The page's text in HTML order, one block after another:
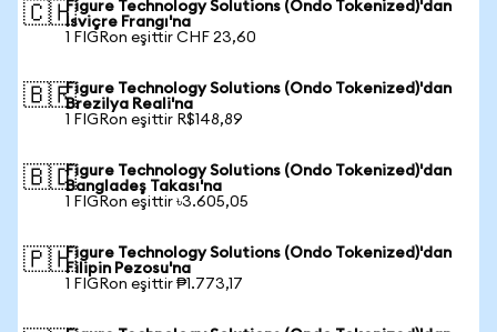
🇨🇭Figure Technology Solutions (Ondo Tokenized)'dan
İsviçre Frangı'na
1 FIGRon eşittir CHF 23,60
🇧🇷Figure Technology Solutions (Ondo Tokenized)'dan
Brezilya Reali'na
1 FIGRon eşittir R$148,89
🇧🇩Figure Technology Solutions (Ondo Tokenized)'dan
Bangladeş Takası'na
1 FIGRon eşittir ৳3.605,05
🇵🇭Figure Technology Solutions (Ondo Tokenized)'dan
Filipin Pezosu'na
1 FIGRon eşittir ₱1.773,17